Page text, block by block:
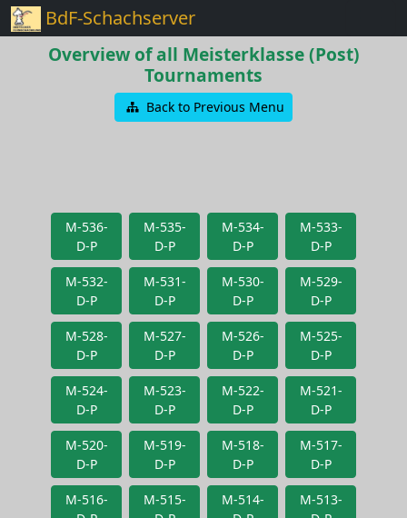
BdF-Schachserver
Overview of all Meisterklasse (Post)
Tournaments
Back to Previous Menu
M-536-
D-P
M-535-
D-P
M-534-
D-P
M-533-
D-P
M-532-
D-P
M-531-
D-P
M-530-
D-P
M-529-
D-P
M-528-
D-P
M-527-
D-P
M-526-
D-P
M-525-
D-P
M-524-
D-P
M-523-
D-P
M-522-
D-P
M-521-
D-P
M-520-
D-P
M-519-
D-P
M-518-
D-P
M-517-
D-P
M-516-
M-515-
M-514-
M-513-